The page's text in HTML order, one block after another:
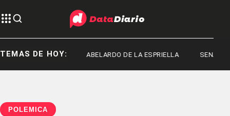
TEMAS DE HOY:
MACHADO ABELARDO DE LA ESPRIELLA SENADO
POLÉMICA